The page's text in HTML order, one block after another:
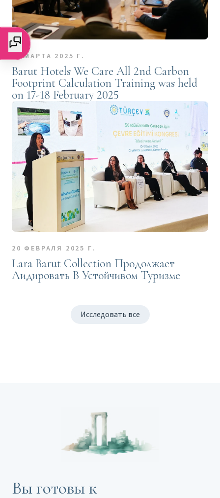
11 МАРТА 2025 Г.
Barut Hotels We Care All 2nd Carbon
Footprint Calculation Training was held
on 17-18 February 2025
20 ФЕВРАЛЯ 2025 Г.
Lara Barut Collection Продолжает
Лидировать В Устойчивом Туризме
Исследовать все
Вы готовы к